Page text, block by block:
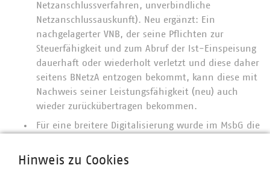
Netzanschlussverfahren, unverbindliche
Netzanschlussauskunft). Neu ergänzt: Ein
nachgelagerter VNB, der seine Pflichten zur
Steuerfähigkeit und zum Abruf der Ist-Einspeisung
dauerhaft oder wiederholt verletzt und diese daher
seitens BNetzA entzogen bekommt, kann diese mit
Nachweis seiner Leistungsfähigkeit (neu) auch
wieder zurückübertragen bekommen.
Für eine breitere Digitalisierung wurde im MsbG die
von 10.000 auf 6.000 kWh/a abgesenkt. Die
Hinweis zu Cookies